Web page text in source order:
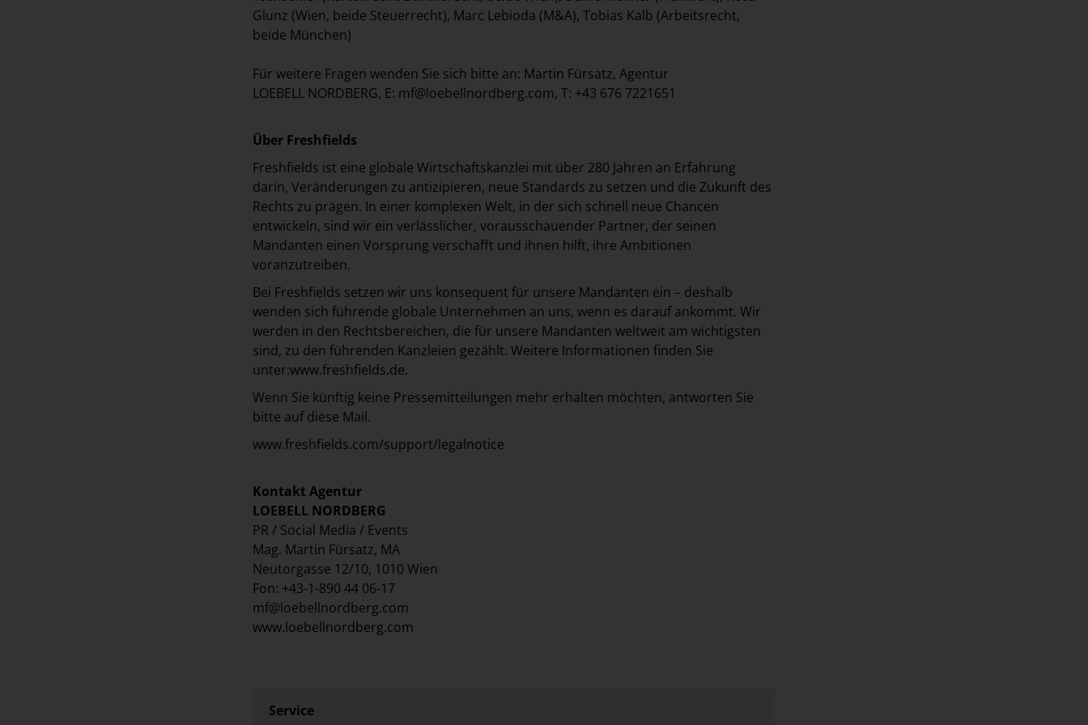
Glunz (Wien, beide Steuerrecht), Marc Lebioda (M&A), Tobias Kalb (Arbeitsrecht,
beide München)
Für weitere Fragen wenden Sie sich bitte an: Martin Fürsatz, Agentur
LOEBELL NORDBERG, E: mf@loebellnordberg.com, T: +43 676 7221651
Über Freshfields
Freshfields ist eine globale Wirtschaftskanzlei mit über 280 Jahren an Erfahrung
darin, Veränderungen zu antizipieren, neue Standards zu setzen und die Zukunft des
Rechts zu prägen. In einer komplexen Welt, in der sich schnell neue Chancen
entwickeln, sind wir ein verlässlicher, vorausschauender Partner, der seinen
Mandanten einen Vorsprung verschafft und ihnen hilft, ihre Ambitionen
voranzutreiben.
Bei Freshfields setzen wir uns konsequent für unsere Mandanten ein – deshalb
wenden sich führende globale Unternehmen an uns, wenn es darauf ankommt. Wir
werden in den Rechtsbereichen, die für unsere Mandanten weltweit am wichtigsten
sind, zu den führenden Kanzleien gezählt. Weitere Informationen finden Sie
unter:www.freshfields.de.
Wenn Sie künftig keine Pressemitteilungen mehr erhalten möchten, antworten Sie
bitte auf diese Mail.
www.freshfields.com/support/legalnotice
Kontakt Agentur
LOEBELL NORDBERG
PR / Social Media / Events
Mag. Martin Fürsatz, MA
Neutorgasse 12/10, 1010 Wien
Fon: +43-1-890 44 06-17
mf@loebellnordberg.com
www.loebellnordberg.com
Service